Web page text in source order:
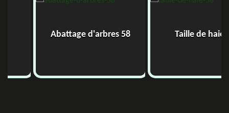
Abattage d'arbres 58 Taille de haie